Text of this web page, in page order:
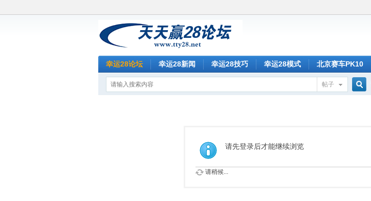
幸运28论坛 幸运28新闻 幸运28技巧 幸运28模式 北京赛车PK10
帖子
请先登录后才能继续浏览
请稍候...